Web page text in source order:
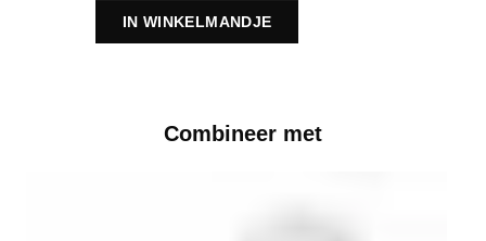
IN WINKELMANDJE
Combineer met